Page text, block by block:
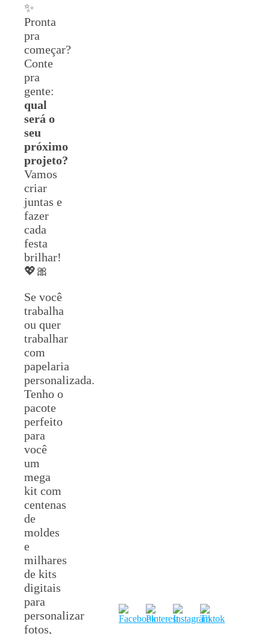
✨
Pronta
pra
começar?
Conte
pra
gente:
qual
será o
seu
próximo
projeto?
Vamos
criar
juntas e
fazer
cada
festa
brilhar!
💖🎀
Se você
trabalha
ou quer
trabalhar
com
papelaria
personalizada.
Tenho o
pacote
perfeito
para
você
um
mega
kit com
centenas
de
moldes
e
milhares
de kits
digitais
para
personalizar
fotos,